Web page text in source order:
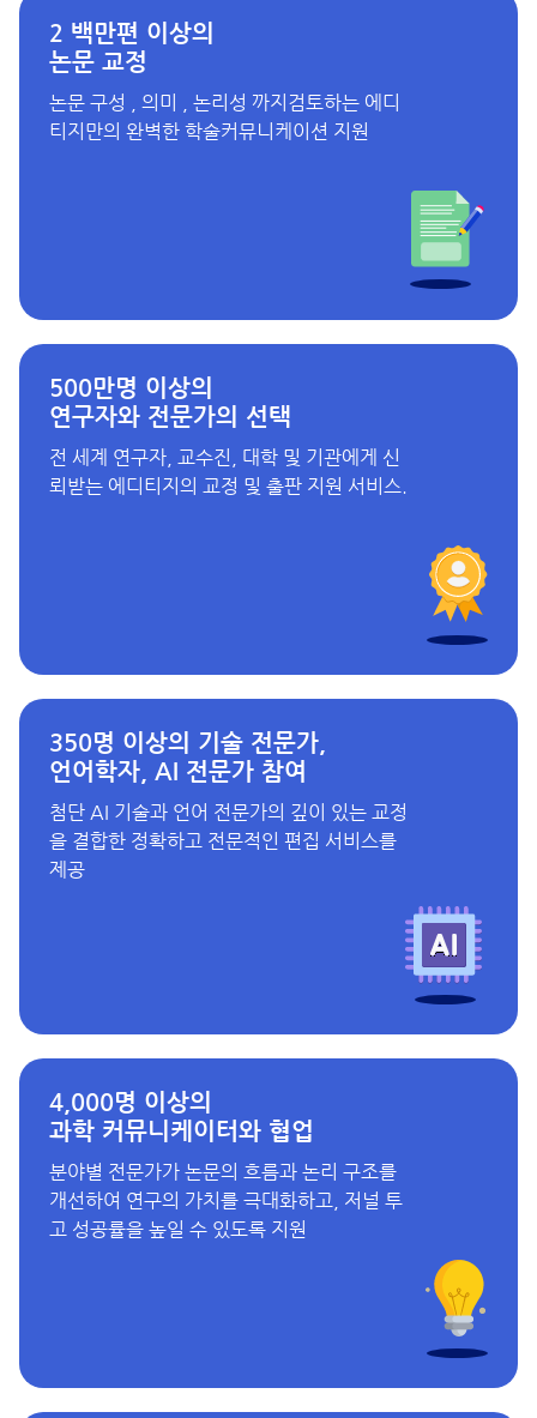
2 백만편 이상의
논문 교정
논문 구성 , 의미 , 논리성 까지검토하는 에디
티지만의 완벽한 학술커뮤니케이션 지원
500만명 이상의
연구자와 전문가의 선택
전 세계 연구자, 교수진, 대학 및 기관에게 신
뢰받는 에디티지의 교정 및 출판 지원 서비스.
350명 이상의 기술 전문가,
언어학자, AI 전문가 참여
첨단 AI 기술과 언어 전문가의 깊이 있는 교정
을 결합한 정확하고 전문적인 편집 서비스를
제공
4,000명 이상의
과학 커뮤니케이터와 협업
분야별 전문가가 논문의 흐름과 논리 구조를
개선하여 연구의 가치를 극대화하고, 저널 투
고 성공률을 높일 수 있도록 지원